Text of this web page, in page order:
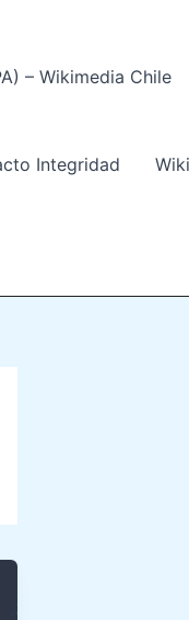
– Wikimedia Chile
Integridad